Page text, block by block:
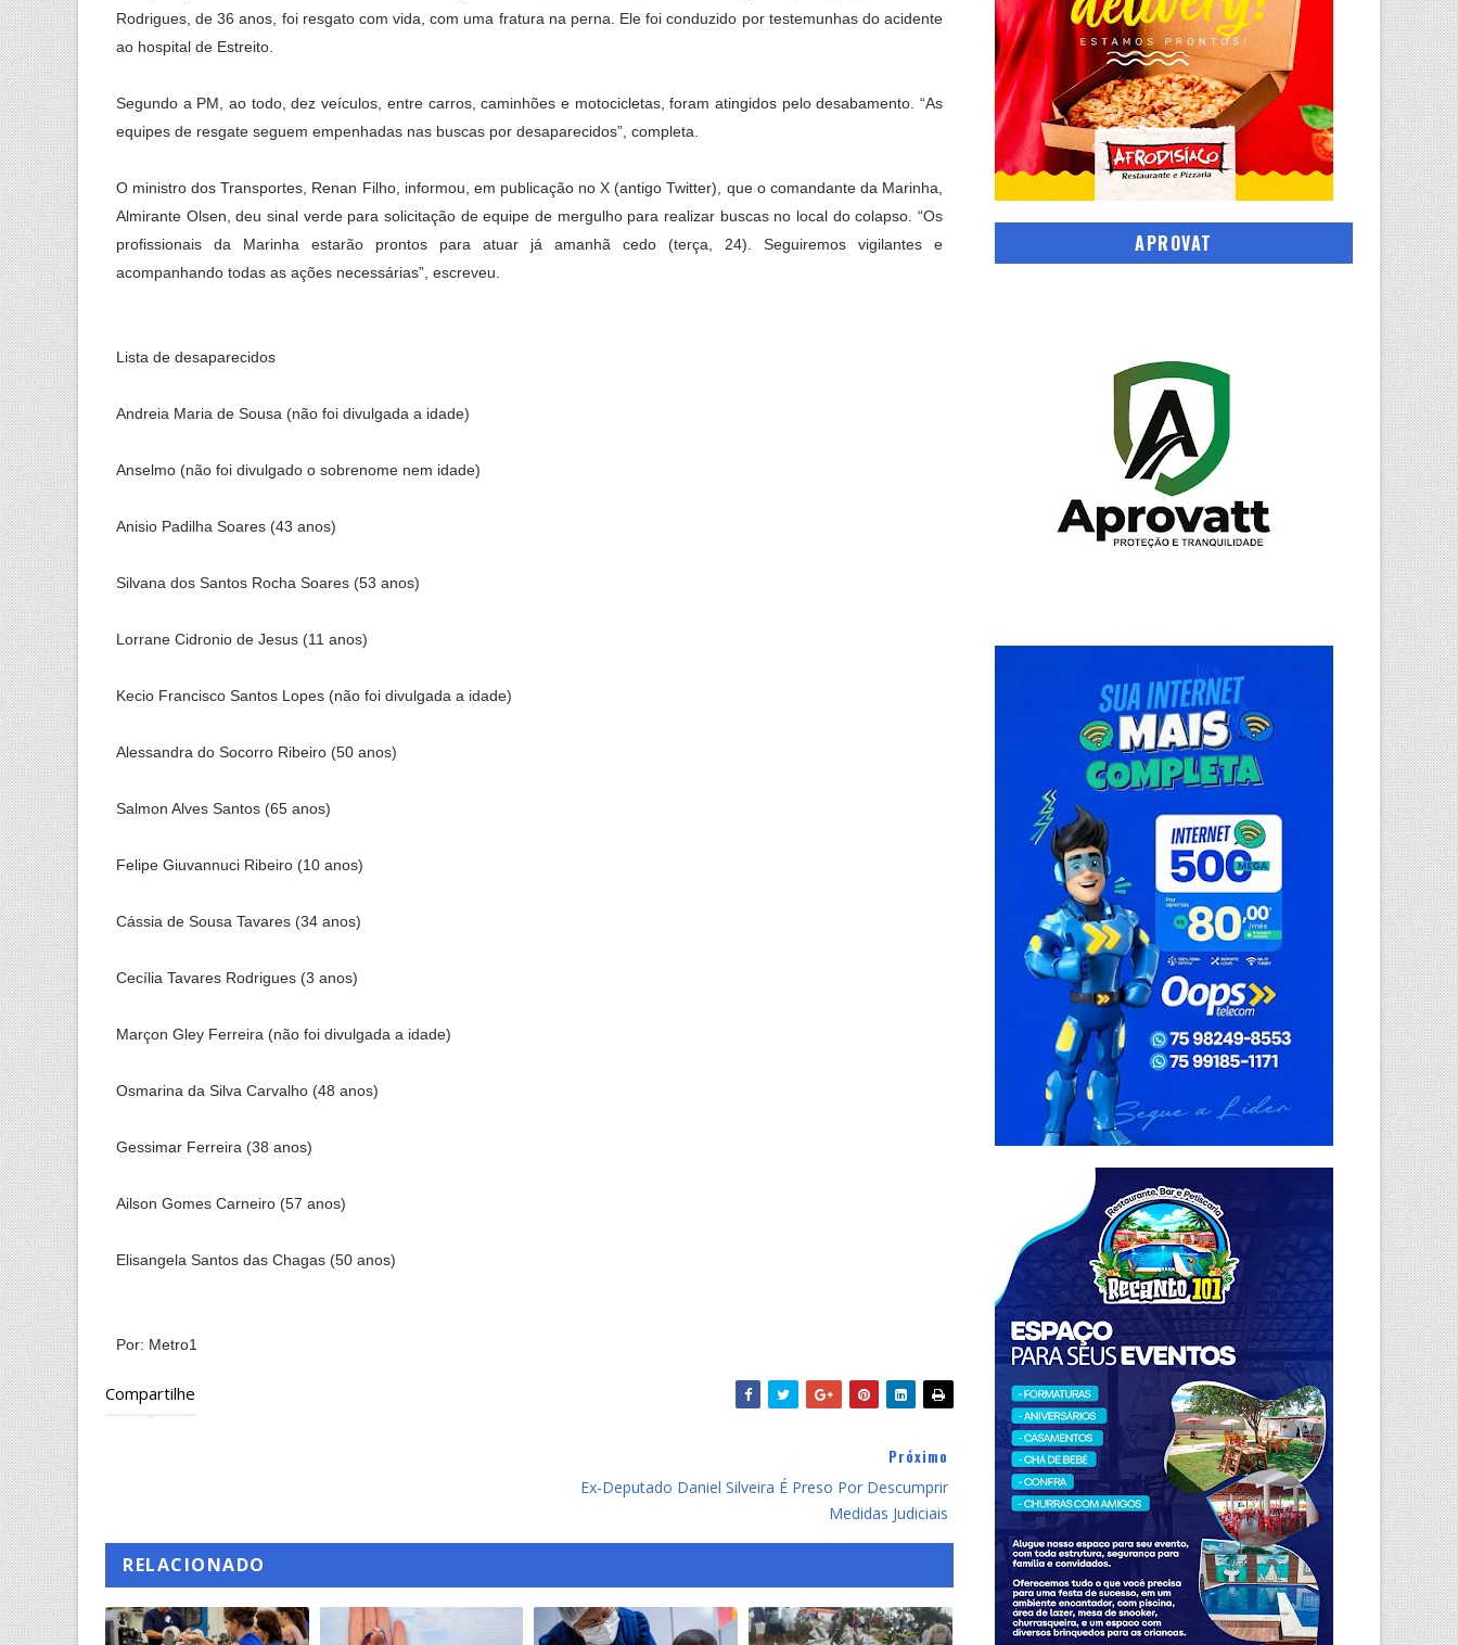
Rodrigues, de 36 anos, foi resgato com vida, com uma fratura na perna. Ele foi conduzido por testemunhas do acidente
ao hospital de Estreito.
Segundo a PM, ao todo, dez veículos, entre carros, caminhões e motocicletas, foram atingidos pelo desabamento. “As
equipes de resgate seguem empenhadas nas buscas por desaparecidos”, completa.
O ministro dos Transportes, Renan Filho, informou, em publicação no X (antigo Twitter), que o comandante da Marinha,
Almirante Olsen, deu sinal verde para solicitação de equipe de mergulho para realizar buscas no local do colapso. “Os
profissionais da Marinha estarão prontos para atuar já amanhã cedo (terça, 24). Seguiremos vigilantes e
acompanhando todas as ações necessárias”, escreveu.
Lista de desaparecidos
Andreia Maria de Sousa (não foi divulgada a idade)
Anselmo (não foi divulgado o sobrenome nem idade)
Anisio Padilha Soares (43 anos)
Silvana dos Santos Rocha Soares (53 anos)
Lorrane Cidronio de Jesus (11 anos)
Kecio Francisco Santos Lopes (não foi divulgada a idade)
Alessandra do Socorro Ribeiro (50 anos)
Salmon Alves Santos (65 anos)
Felipe Giuvannuci Ribeiro (10 anos)
Cássia de Sousa Tavares (34 anos)
Cecília Tavares Rodrigues (3 anos)
Marçon Gley Ferreira (não foi divulgada a idade)
Osmarina da Silva Carvalho (48 anos)
Gessimar Ferreira (38 anos)
Ailson Gomes Carneiro (57 anos)
Elisangela Santos das Chagas (50 anos)
Por: Metro1
Compartilhe
Próximo
Ex-Deputado Daniel Silveira É Preso Por Descumprir
Medidas Judiciais
RELACIONADO
APROVAT